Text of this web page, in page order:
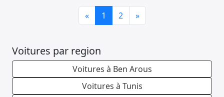
«Previous
1 2 »Next
Voitures par region
Voitures à Ben Arous
Voitures à Tunis